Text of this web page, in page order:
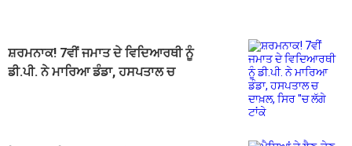
ਸ਼ਰਮਨਾਕ! 7ਵੀਂ ਜਮਾਤ ਦੇ ਵਿਦਿਆਰਥੀ ਨੂੰ
ਡੀ.ਪੀ. ਨੇ ਮਾਰਿਆ ਡੰਡਾ, ਹਸਪਤਾਲ ਚ